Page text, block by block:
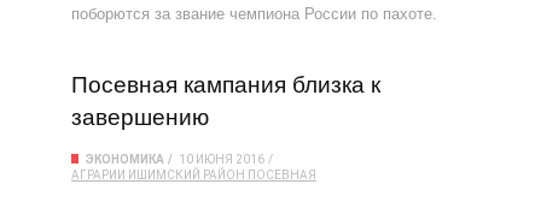
поборются за звание чемпиона России по пахоте.
Посевная кампания близка к
завершению
ЭКОНОМИКА
10 ИЮНЯ 2016
АГРАРИИ ИШИМСКИЙ РАЙОН ПОСЕВНАЯ